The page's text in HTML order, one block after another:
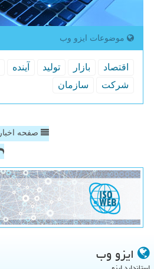
موضوعات ایزو وب
اقتصاد بازار تولید آینده
شركت
سازمان
صفحه اخبار
ایزو وب